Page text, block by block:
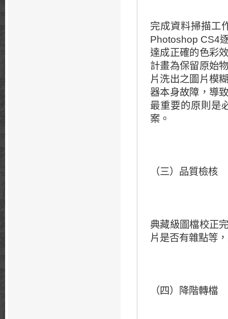
完成資料掃描工
Photoshop CS4
達成正確的色彩
計畫為保留原始
片洗出之圖片模
器本身故障，導
最重要的原則是
案。
（三）品質檢核
典藏級圖檔校正
片是否有雜點等
（四）降階轉檔